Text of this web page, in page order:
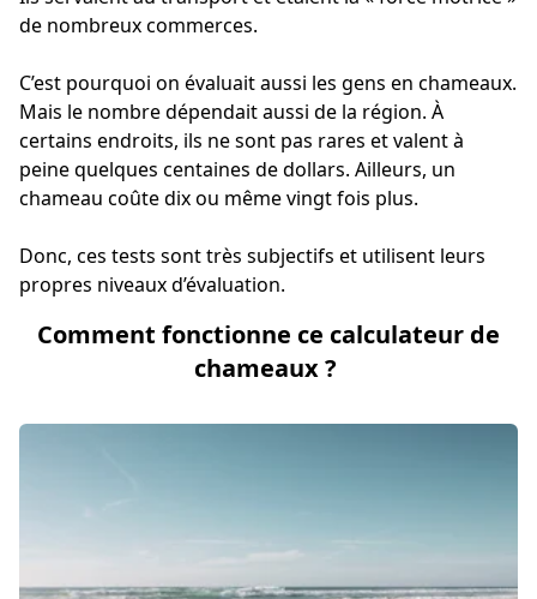
de nombreux commerces.
C’est pourquoi on évaluait aussi les gens en chameaux.
Mais le nombre dépendait aussi de la région. À
certains endroits, ils ne sont pas rares et valent à
peine quelques centaines de dollars. Ailleurs, un
chameau coûte dix ou même vingt fois plus.
Donc, ces tests sont très subjectifs et utilisent leurs
propres niveaux d’évaluation.
Comment fonctionne ce calculateur de
chameaux ?